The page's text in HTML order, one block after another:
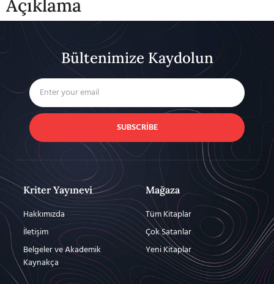
Açıklama
Bültenimize Kaydolun
SUBSCRIBE
Kriter Yayınevi
Hakkımızda
İletişim
Belgeler ve Akademik
Kaynakça
Mağaza
Tüm Kitaplar
Çok Satanlar
Yeni Kitaplar